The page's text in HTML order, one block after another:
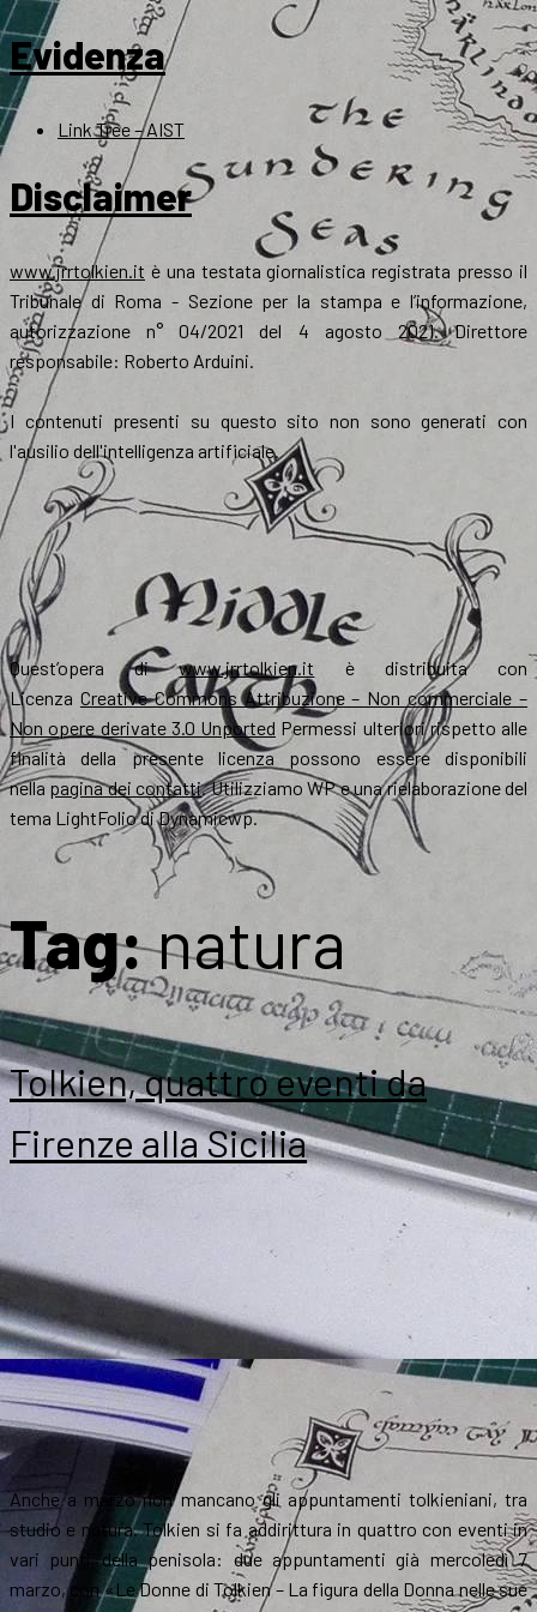
Evidenza
Link Tree – AIST
Disclaimer
www.jrrtolkien.it è una testata giornalistica registrata presso il
Tribunale di Roma - Sezione per la stampa e l’informazione,
autorizzazione n° 04/2021 del 4 agosto 2021. Direttore
responsabile: Roberto Arduini.
I contenuti presenti su questo sito non sono generati con
l'ausilio dell'intelligenza artificiale.
Quest’opera diwww.jrrtolkien.it è distribuita con
Licenza Creative Commons Attribuzione – Non commerciale –
Non opere derivate 3.0 Unported Permessi ulteriori rispetto alle
finalità della presente licenza possono essere disponibili
nella pagina dei contatti. Utilizziamo WP e una rielaborazione del
tema LightFolio di Dynamicwp.
Tag:natura
Tolkien, quattro eventi da
Firenze alla Sicilia
Anche a marzo non mancano gli appuntamenti tolkieniani, tra
studio e natura. Tolkien si fa addirittura in quattro con eventi in
vari punti della penisola: due appuntamenti già mercoledì 7
marzo, con «Le Donne di Tolkien – La figura della Donna nelle sue